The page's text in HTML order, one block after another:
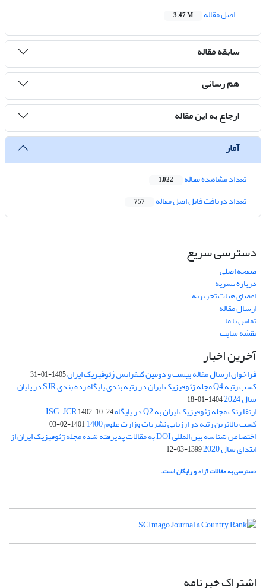
اصل مقاله
3.47 M
سابقه مقاله
هم رسانی
ارجاع به این مقاله
آمار
تعداد مشاهده مقاله 1,022
تعداد دریافت فایل اصل مقاله 757
دسترسی سریع
صفحه اصلی
درباره نشریه
اعضای هیات تحریریه
ارسال مقاله
تماس با ما
نقشه سایت
آخرین اخبار
فراخوان ارسال مقاله بیست و دومین کنفرانس ژئوفیزیک ایران1405-01-31
کسب رتبه Q4 مجله ژئوفیزیک ایران در رتبه بندی پایگاه رده بندی SJR در پایان
سال 2024 1404-01-18
ارتقا رنک مجله ژئوفیزیک ایران به Q2 در پایگاه ISC_JCR 1402-10-24
کسب بالاترین رتبه در ارزیابی نشریات وزارت علوم 1400 1401-02-03
اختصاص شناسه بین المللی DOI به مقالات پذیرفته شده مجله ژئوفیزیک ایران از
ابتدای سال 2020 1399-03-12
دسترسی به مقالات آزاد و رایگان است.
اشتراک خبرنامه